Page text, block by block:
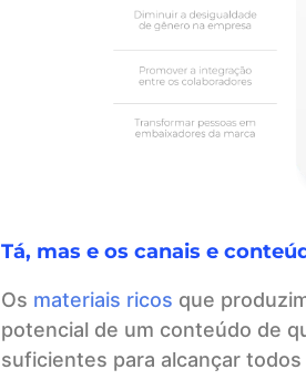
Tá, mas e os canais e
Os materiais ricos que
potencial de um conteúdo de
suficientes para alcançar